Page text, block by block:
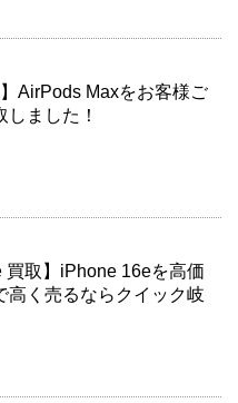
】AirPods Maxをお客様ご
ました！
買取】iPhone 16eを高価
高く売るならクイック岐